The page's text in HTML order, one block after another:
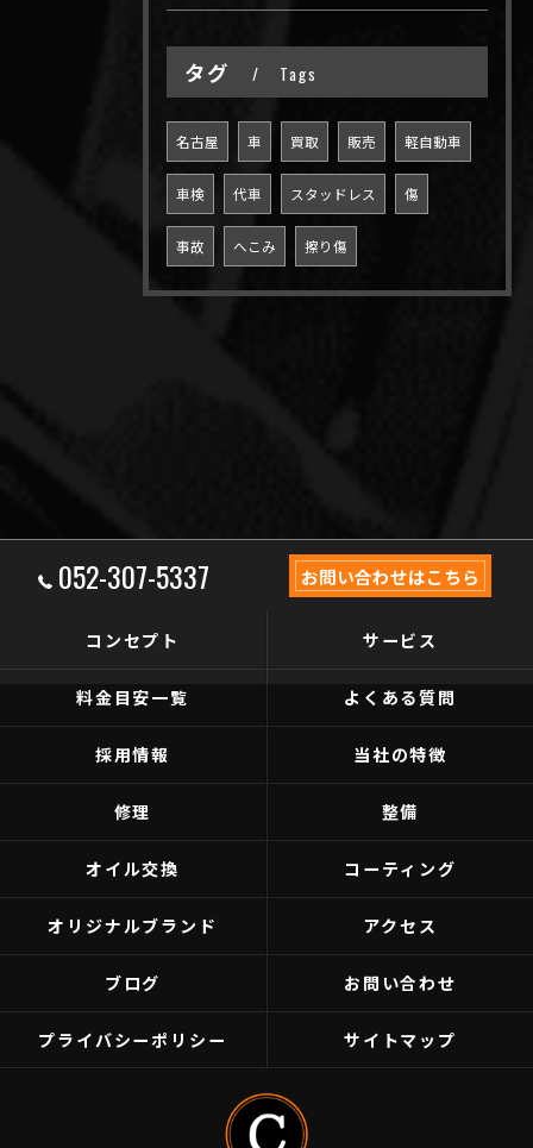
タグ Tags
名古屋 車 買取 販売 軽自動車
車検 代車 スタッドレス 傷
事故 へこみ 擦り傷
052-307-5337 お問い合わせはこちら
コンセプト サービス
料金目安一覧 よくある質問
採用情報 当社の特徴
修理 整備
オイル交換 コーティング
オリジナルブランド アクセス
ブログ お問い合わせ
プライバシーポリシー サイトマップ